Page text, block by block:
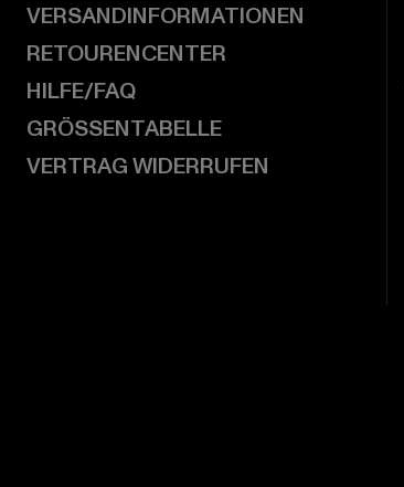
VERSANDINFORMATIONEN
RETOURENCENTER
HILFE/FAQ
GRÖSSENTABELLE
VERTRAG WIDERRUFEN